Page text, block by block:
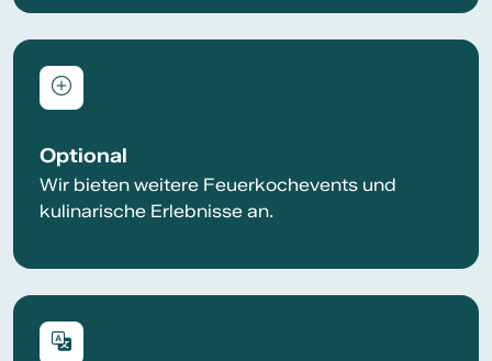
Optional
Wir bieten weitere Feuerkochevents und
kulinarische Erlebnisse an.